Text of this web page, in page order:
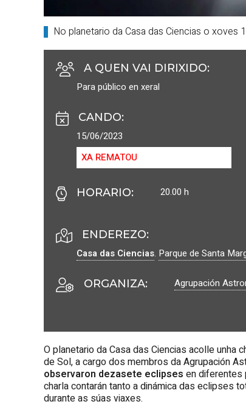
No planetario da Casa das Ciencias o xoves
A QUEN VAI DIRIXIDO:
Para público en xeral
CANDO:
15/06/2023
XA REMATOU
HORARIO: 20.00 h
ENDEREZO:
Casa das Ciencias. Parque de Santa
ORGANIZA: Agrupación
O planetario da Casa das Ciencias acolle
de Sol, a cargo dos membros da Agrupación
observaron dezasete eclipses en diferentes
charla contarán tanto a dinámica das eclipses
durante as súas viaxes.